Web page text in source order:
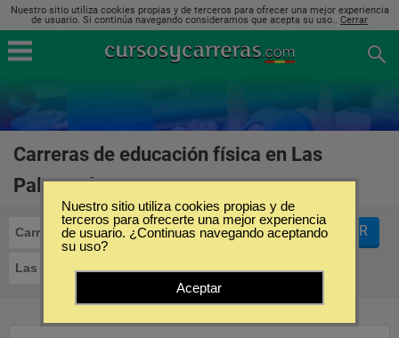
Nuestro sitio utiliza cookies propias y de terceros para ofrecer una mejor experiencia
de usuario. Si continúa navegando consideramos que acepta su uso.. Cerrar
Carreras de educación física en Las
Palmas de Gran Canaria
Carreras Educación Física
Las Palmas de Gran Canaria
FILTRAR
Nuestro sitio utiliza cookies propias y de
terceros para ofrecerte una mejor experiencia
de usuario. ¿Continuas navegando aceptando
su uso?
Aceptar